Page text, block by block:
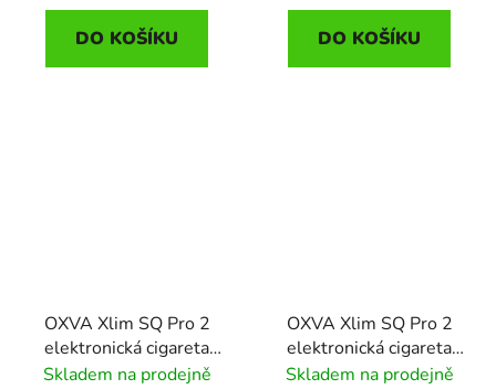
DO KOŠÍKU DO KOŠÍKU
OXVA Xlim SQ Pro 2
elektronická cigareta
1600mAh Frost Marble
Skladem na prodejně
OXVA Xlim SQ Pro 2
elektronická cigareta
1600mAh Black Carbon
Skladem na prodejně